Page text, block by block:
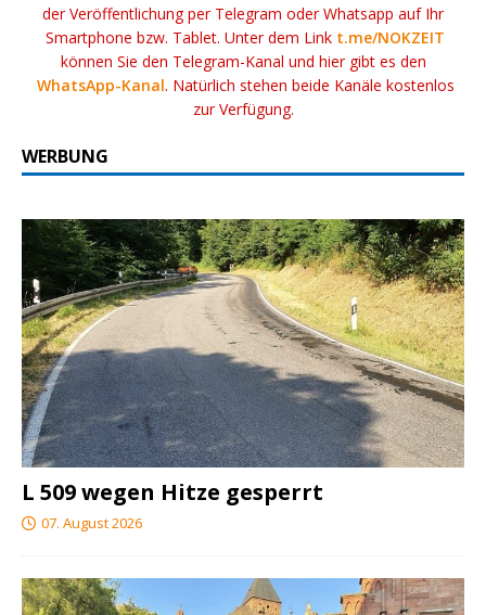
der Veröffentlichung per Telegram oder Whatsapp auf Ihr
Smartphone bzw. Tablet. Unter dem Link t.me/NOKZEIT
können Sie den Telegram-Kanal und hier gibt es den
WhatsApp-Kanal. Natürlich stehen beide Kanäle kostenlos
zur Verfügung.
WERBUNG
L 509 wegen Hitze gesperrt
07. August 2026